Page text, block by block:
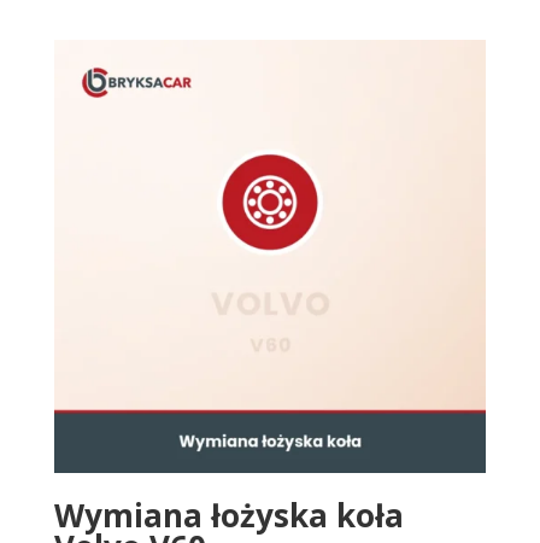
Wymiana łożyska koła